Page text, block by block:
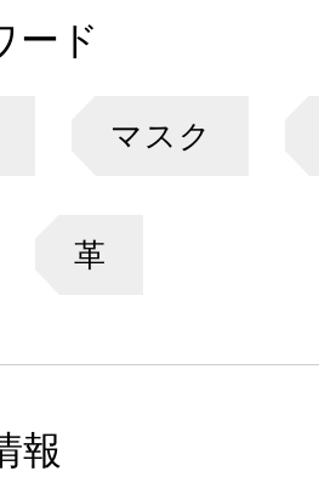
ード
マスク
革
報